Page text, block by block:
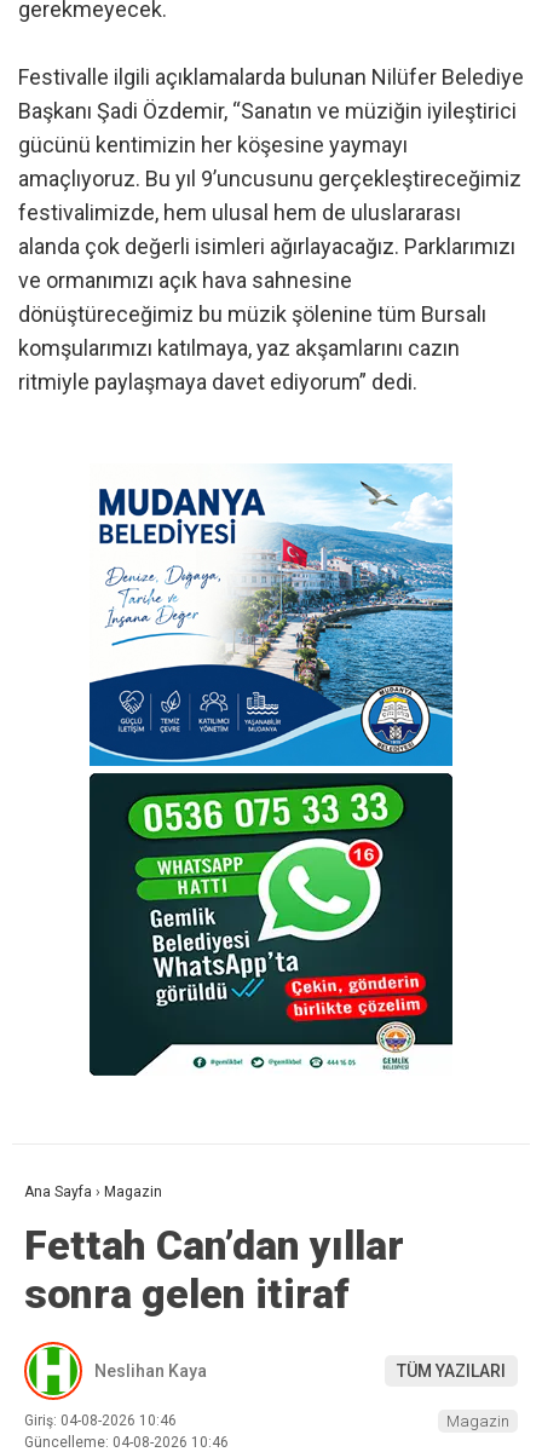
gerekmeyecek.
Festivalle ilgili açıklamalarda bulunan Nilüfer Belediye
Başkanı Şadi Özdemir, “Sanatın ve müziğin iyileştirici
gücünü kentimizin her köşesine yaymayı
amaçlıyoruz. Bu yıl 9’uncusunu gerçekleştireceğimiz
festivalimizde, hem ulusal hem de uluslararası
alanda çok değerli isimleri ağırlayacağız. Parklarımızı
ve ormanımızı açık hava sahnesine
dönüştüreceğimiz bu müzik şölenine tüm Bursalı
komşularımızı katılmaya, yaz akşamlarını cazın
ritmiyle paylaşmaya davet ediyorum” dedi.
Ana Sayfa › Magazin
Fettah Can’dan yıllar
sonra gelen itiraf
Neslihan Kaya TÜM YAZILARI
Giriş: 04-08-2026 10:46
Güncelleme: 04-08-2026 10:46
Magazin